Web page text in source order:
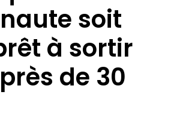
soit
à sortir
de 30